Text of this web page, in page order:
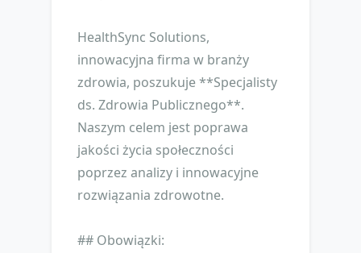
HealthSync Solutions,
innowacyjna firma w branży
zdrowia, poszukuje **Specjalisty
ds. Zdrowia Publicznego**.
Naszym celem jest poprawa
jakości życia społeczności
poprzez analizy i innowacyjne
rozwiązania zdrowotne.
## Obowiązki: